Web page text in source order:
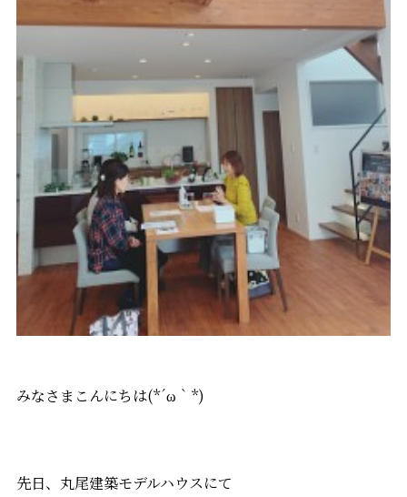
みなさまこんにちは(*´ω｀*)
先日、丸尾建築モデルハウスにて